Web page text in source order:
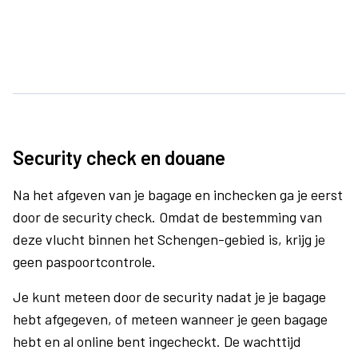
Security check en douane
Na het afgeven van je bagage en inchecken ga je eerst
door de security check. Omdat de bestemming van
deze vlucht binnen het Schengen-gebied is, krijg je
geen paspoortcontrole.
Je kunt meteen door de security nadat je je bagage
hebt afgegeven, of meteen wanneer je geen bagage
hebt en al online bent ingecheckt. De wachttijd